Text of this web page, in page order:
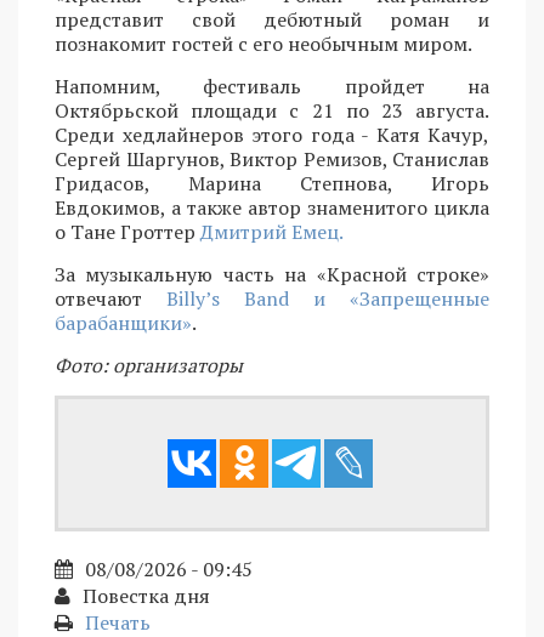
представит свой дебютный роман и
познакомит гостей с его необычным миром.
Напомним, фестиваль пройдет на
Октябрьской площади с 21 по 23 августа.
Среди хедлайнеров этого года - Катя Качур,
Сергей Шаргунов, Виктор Ремизов, Станислав
Гридасов, Марина Степнова, Игорь
Евдокимов, а также автор знаменитого цикла
о Тане ГроттерДмитрий Емец.
За музыкальную часть на «Красной строке»
отвечают Billy’s Band и «Запрещенные
барабанщики».
Фото: организаторы
08/08/2026 - 09:45
Повестка дня
Печать